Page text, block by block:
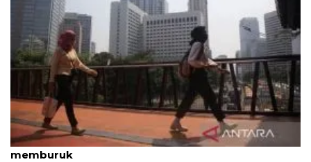
Arus balik Lebaran, kualitas udara Jakarta kembali
memburuk